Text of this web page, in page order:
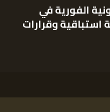
الفورية في
استباقية وقرارات